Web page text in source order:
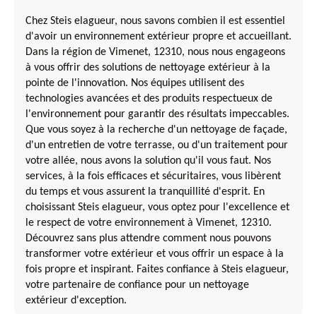
Chez Steis elagueur, nous savons combien il est essentiel
d'avoir un environnement extérieur propre et accueillant.
Dans la région de Vimenet, 12310, nous nous engageons
à vous offrir des solutions de nettoyage extérieur à la
pointe de l'innovation. Nos équipes utilisent des
technologies avancées et des produits respectueux de
l'environnement pour garantir des résultats impeccables.
Que vous soyez à la recherche d'un nettoyage de façade,
d'un entretien de votre terrasse, ou d'un traitement pour
votre allée, nous avons la solution qu'il vous faut. Nos
services, à la fois efficaces et sécuritaires, vous libèrent
du temps et vous assurent la tranquillité d'esprit. En
choisissant Steis elagueur, vous optez pour l'excellence et
le respect de votre environnement à Vimenet, 12310.
Découvrez sans plus attendre comment nous pouvons
transformer votre extérieur et vous offrir un espace à la
fois propre et inspirant. Faites confiance à Steis elagueur,
votre partenaire de confiance pour un nettoyage
extérieur d'exception.